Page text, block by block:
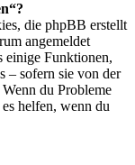
die phpBB erstellt
angemeldet
einige Funktionen,
– sofern sie von der
du Probleme
helfen, wenn du